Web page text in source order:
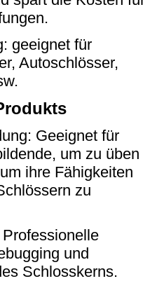
geeignet für
Autoschlösser,
Geeignet für
um zu üben
ihre Fähigkeiten
zu
und
Schlosskerns.